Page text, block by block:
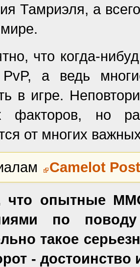
Тамриэля, а
что когда-
PvP, а ведь
в игре.
факторов, но
от многих
Camelot Post
что опытные
по
такое
- достоинство